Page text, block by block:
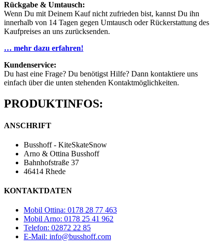
Rückgabe & Umtausch:
Wenn Du mit Deinem Kauf nicht zufrieden bist, kannst Du ihn
innerhalb von 14 Tagen gegen Umtausch oder Rückerstattung des
Kaufpreises an uns zurücksenden.
… mehr dazu erfahren!
Kundenservice:
Du hast eine Frage? Du benötigst Hilfe? Dann kontaktiere uns
einfach über die unten stehenden Kontaktmöglichkeiten.
PRODUKTINFOS:
ANSCHRIFT
Busshoff - KiteSkateSnow
Arno & Ottina Busshoff
Bahnhofstraße 37
46414 Rhede
KONTAKTDATEN
Mobil Ottina: 0178 28 77 463
Mobil Arno: 0178 25 41 962
Telefon: 02872 22 85
E-Mail: info@busshoff.com